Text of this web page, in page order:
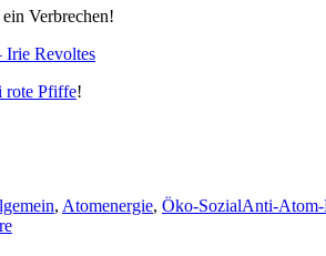
Verbrechen!
Irie Revoltes
rote Pfiffe!
, Atomenergie, Öko-SozialAnti-
zu